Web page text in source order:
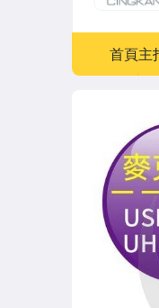
首頁主
手機
汽機
居家
家電
電腦